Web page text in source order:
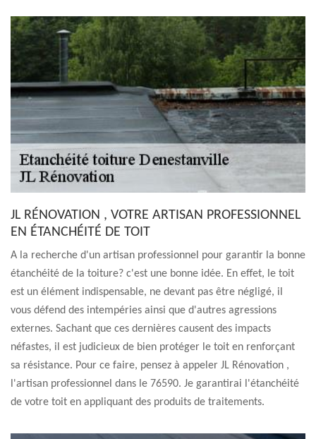
JL RÉNOVATION , VOTRE ARTISAN PROFESSIONNEL
EN ÉTANCHÉITÉ DE TOIT
A la recherche d'un artisan professionnel pour garantir la bonne
étanchéité de la toiture? c'est une bonne idée. En effet, le toit
est un élément indispensable, ne devant pas être négligé, il
vous défend des intempéries ainsi que d'autres agressions
externes. Sachant que ces dernières causent des impacts
néfastes, il est judicieux de bien protéger le toit en renforçant
sa résistance. Pour ce faire, pensez à appeler JL Rénovation ,
l'artisan professionnel dans le 76590. Je garantirai l'étanchéité
de votre toit en appliquant des produits de traitements.